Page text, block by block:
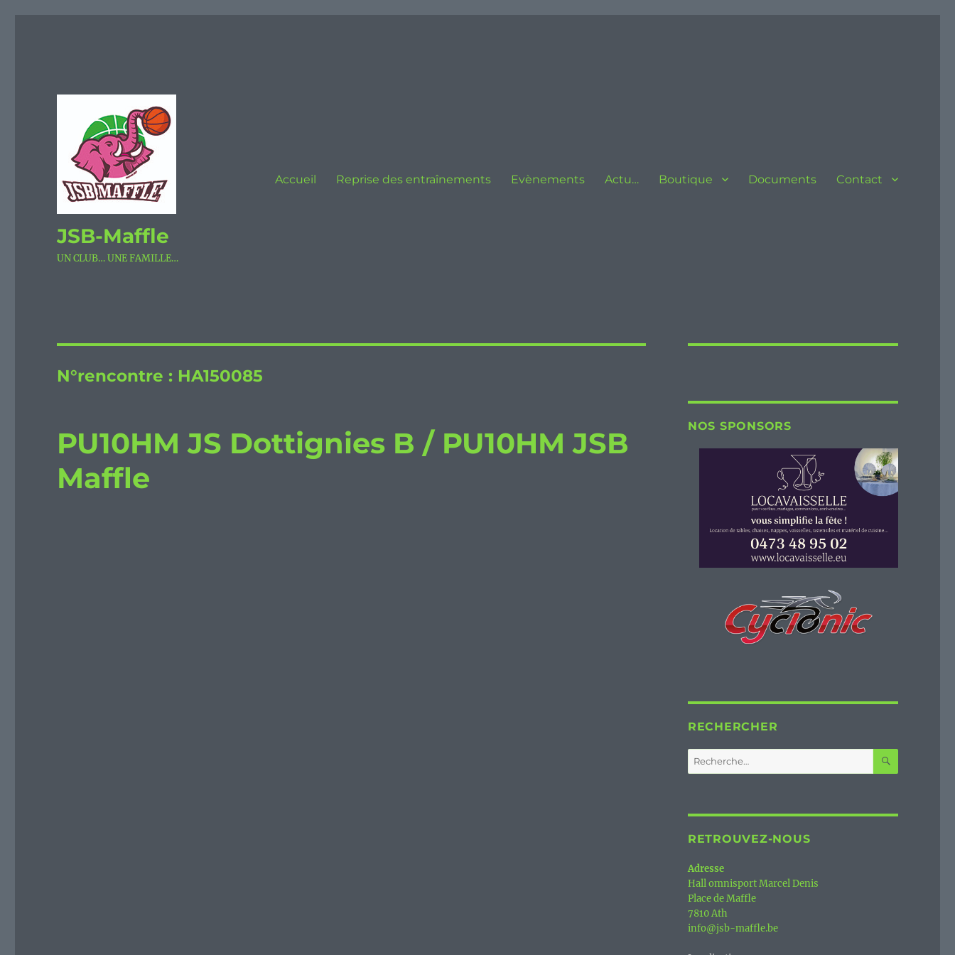
JSB-Maffle
UN CLUB… UNE FAMILLE…
Accueil Reprise des entraînements Evènements Actu… Boutique Documents Contact
N°rencontre : HA150085
PU10HM JS Dottignies B / PU10HM JSB
Maffle
NOS SPONSORS
RECHERCHER
Recherche
pour :
RETROUVEZ-NOUS
Adresse
Hall omnisport Marcel Denis
Place de Maffle
7810 Ath
info@jsb-maffle.be